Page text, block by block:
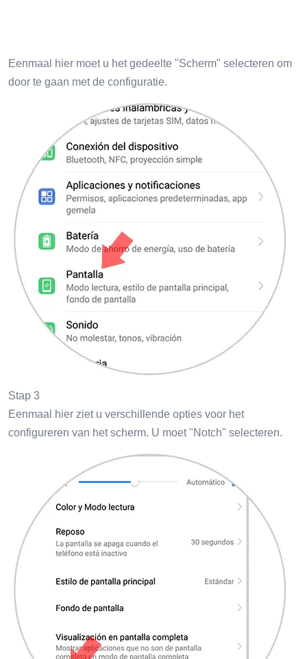
Eenmaal hier moet u het gedeelte "Scherm" selecteren om
door te gaan met de configuratie.
Stap 3
Eenmaal hier ziet u verschillende opties voor het
configureren van het scherm. U moet "Notch" selecteren.